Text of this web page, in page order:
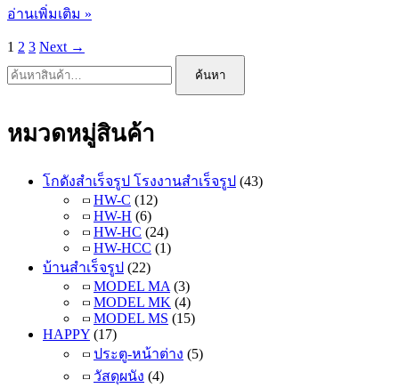
PORTFOLIO
ตัวแทน
สมุทรปราการ
อ่านเพิ่มเติม »
1 2 3 Next →
ค้นหา:
ค้นหา
หมวดหมู่สินค้า
โกดังสำเร็จรูป โรงงานสำเร็จรูป (43)
HW-C (12)
HW-H (6)
HW-HC (24)
HW-HCC (1)
บ้านสำเร็จรูป (22)
MODEL MA (3)
MODEL MK (4)
MODEL MS (15)
HAPPY (17)
ประตู-หน้าต่าง (5)
วัสดุผนัง (4)